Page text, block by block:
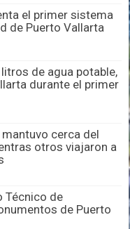
el primer sistema
de Puerto Vallarta
de agua potable,
durante el primer
cerca del
otros viajaron a
Técnico de
de Puerto